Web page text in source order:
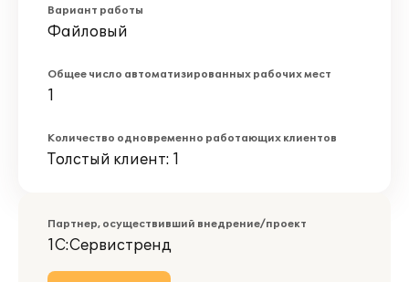
Вариант работы
Файловый
Общее число автоматизированных рабочих мест
1
Количество одновременно работающих клиентов
Толстый клиент: 1
Партнер, осуществивший внедрение/проект
1С:Сервистренд